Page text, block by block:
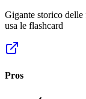
Gigante storico
usa le flashcard
Pros